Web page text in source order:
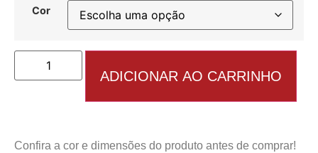
Cor
ADICIONAR AO CARRINHO
Confira a cor e dimensões do produto antes de comprar!